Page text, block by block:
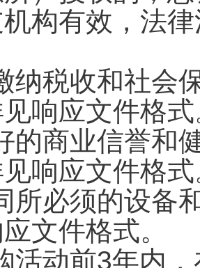
构有效，法
纳税收和社会
响应文件格
的商业信誉和
响应文件格
所必须的设备
文件格式。
活动前3年内